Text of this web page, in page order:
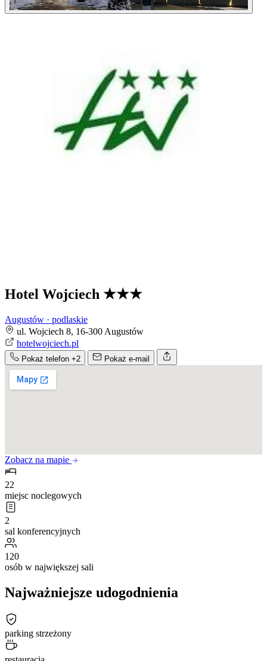
Hotel Wojciech ★★★
Augustów · podlaskie
ul. Wojciech 8, 16-300 Augustów
hotelwojciech.pl
Pokaż telefon +2 Pokaż e-mail
Zobacz na mapie
22
miejsc noclegowych
2
sal konferencyjnych
120
osób w największej sali
Najważniejsze udogodnienia
parking strzeżony